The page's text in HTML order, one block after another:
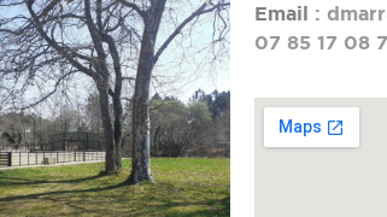
Email :
07 85 17 08